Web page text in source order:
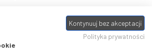
oferty VELO, aktualnie dostępnej na stronie
sprzedaży premiowej. Dowiedz się jak
stronie promocji. Prezentowana wartość
wyrażenia - w procesie rejestracji w Panelu
drogą mailową informacji handlowo-
rowerowy. W przypadku braku zgody
Kontynuuj bez akceptacji
Polityka prywatności